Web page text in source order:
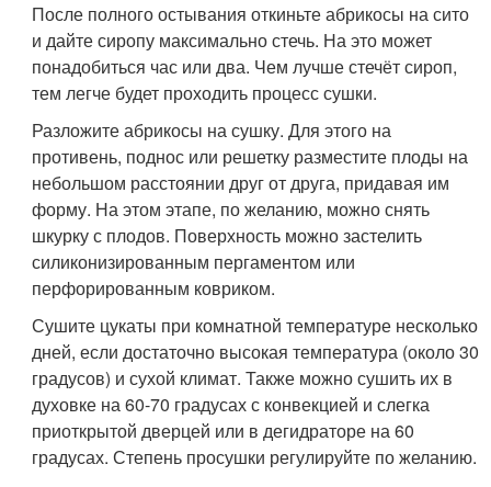
После полного остывания откиньте абрикосы на сито
и дайте сиропу максимально стечь. На это может
понадобиться час или два. Чем лучше стечёт сироп,
тем легче будет проходить процесс сушки.
Разложите абрикосы на сушку. Для этого на
противень, поднос или решетку разместите плоды на
небольшом расстоянии друг от друга, придавая им
форму. На этом этапе, по желанию, можно снять
шкурку с плодов. Поверхность можно застелить
силиконизированным пергаментом или
перфорированным ковриком.
Сушите цукаты при комнатной температуре несколько
дней, если достаточно высокая температура (около 30
градусов) и сухой климат. Также можно сушить их в
духовке на 60-70 градусах с конвекцией и слегка
приоткрытой дверцей или в дегидраторе на 60
градусах. Степень просушки регулируйте по желанию.